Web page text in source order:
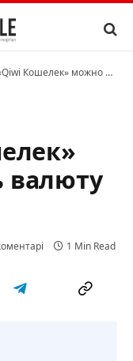
можно покупать валюту «ВКонтакте»
валюту
1 Min Read